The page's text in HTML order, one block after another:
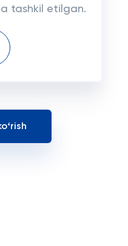
tashkil etilgan.